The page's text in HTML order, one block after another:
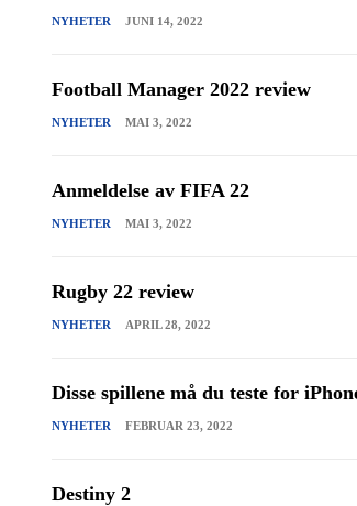
NYHETER JUNI 14, 2022
Football Manager 2022 review
NYHETER MAI 3, 2022
Anmeldelse av FIFA 22
NYHETER MAI 3, 2022
Rugby 22 review
NYHETER APRIL 28, 2022
Disse spillene må du teste for
NYHETER FEBRUAR 23, 2022
Destiny 2